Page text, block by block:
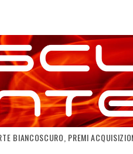
BIANCOSCURO, PREMI